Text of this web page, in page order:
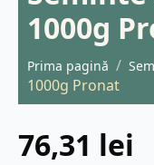
1000g
Prima pagină
1000g Pronat
76,31 lei